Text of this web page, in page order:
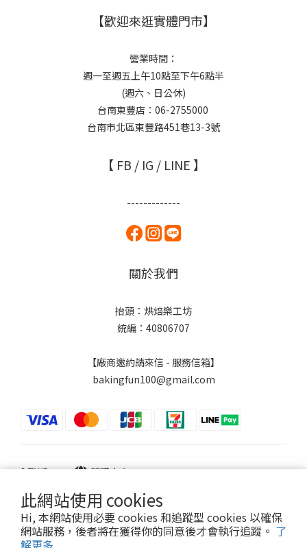
此網站使用 cookies
Hi, 本網站使用必要 cookies 和追蹤型 cookies 以確保
網站服務，後者將在獲得你的同意後才會執行追蹤。 了
解更多
【歡迎來逛實體門市】
營業時間：
週一至週五上午10點至下午6點半
(週六、日公休)
台南東豐店：06-2755000
台南市北區東豐路451巷13-3號
【 FB / IG / LINE 】
-------------
關於我們
抬頭：烘焙樂工坊
統編：40806707
【廠商邀約請來信 - 服務信箱】
bakingfun100@gmail.com
$TWD 繁體中文